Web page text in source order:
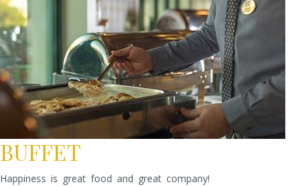
BUFFET
Happiness is great food and great company!